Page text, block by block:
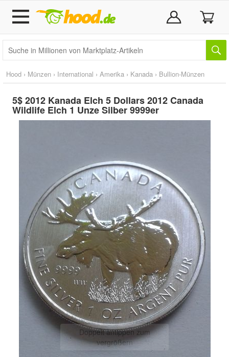
Hood › Münzen › International › Amerika › Kanada › Bullion-Münzen
5$ 2012 Kanada Elch 5 Dollars 2012 Canada
Wildlife Elch 1 Unze Silber 9999er
Doppelt antippen zum
vergrößern